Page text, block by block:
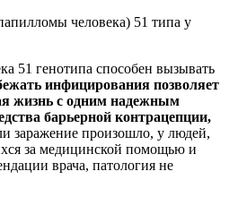
51 генотипа способен вызывать
инфицирования позволяет
жизнь с одним надежным
барьерной контрацепции,
заражение произошло, у людей,
за медицинской помощью и
врача, патология не